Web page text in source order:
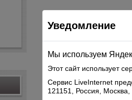
Уведомление
Мы используем
Этот сайт использует
Сервис LiveInternet
121151, Россия,